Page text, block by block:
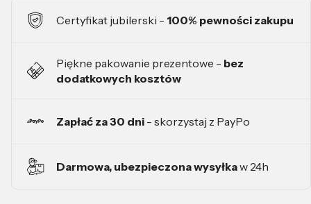
Certyfikat jubilerski - 100% pewności zakupu
Piękne pakowanie prezentowe - bez
dodatkowych kosztów
Zapłać za 30 dni - skorzystaj z PayPo
Darmowa, ubezpieczona wysyłkaw 24h